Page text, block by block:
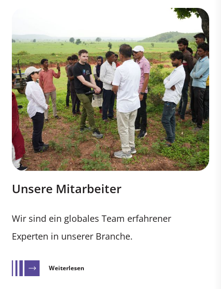
Unsere Mitarbeiter
Wir sind ein globales Team erfahrener
Experten in unserer Branche.
Weiterlesen